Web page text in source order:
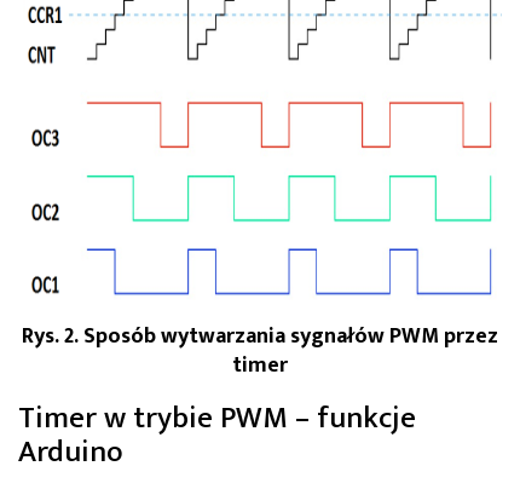
Rys. 2. Sposób wytwarzania sygnałów PWM przez
timer
Timer w trybie PWM – funkcje
Arduino